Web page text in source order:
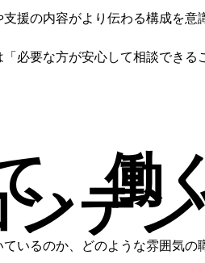
援の内容がより伝わる構成を
必要な方が安心して相談でき
、働
ンテ
いるのか、どのような雰囲気の